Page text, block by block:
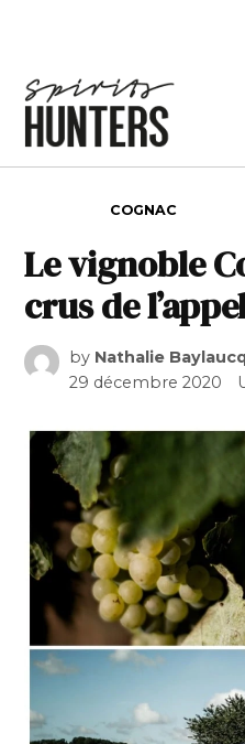
COGNAC
Le vignoble
crus de
by Nathalie
29 décembre 2020